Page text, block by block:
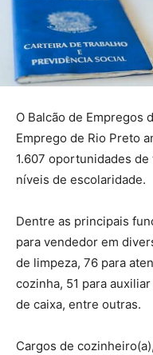
O Balcão de Empregos
Emprego de Rio Preto
1.607 oportunidades
níveis de escolaridade.
Dentre as principais
para vendedor em
de limpeza, 76 para
cozinha, 51 para
de caixa, entre outras.
Cargos de